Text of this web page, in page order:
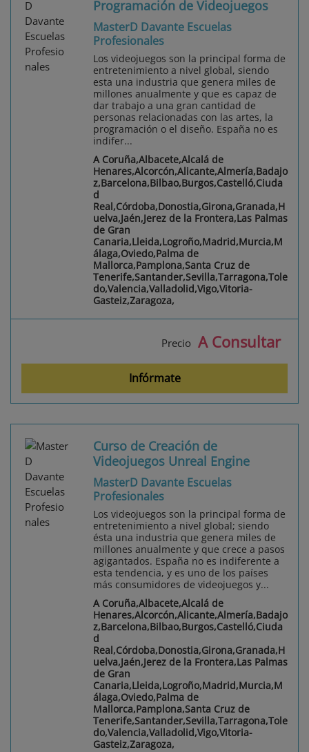
Programación de Videojuegos
MasterD Davante Escuelas
Profesionales
Los videojuegos son la principal forma de
entretenimiento a nivel global, siendo
esta una industria que genera miles de
millones anualmente y que es capaz de
dar trabajo a una gran cantidad de
personas relacionadas con las artes, la
programación o el diseño. España no es
indifer...
A Coruña,Albacete,Alcalá de
Henares,Alcorcón,Alicante,Almería,Badajo
z,Barcelona,Bilbao,Burgos,Castelló,Ciuda
d
Real,Córdoba,Donostia,Girona,Granada,H
uelva,Jaén,Jerez de la Frontera,Las Palmas
de Gran
Canaria,Lleida,Logroño,Madrid,Murcia,M
álaga,Oviedo,Palma de
Mallorca,Pamplona,Santa Cruz de
Tenerife,Santander,Sevilla,Tarragona,Tole
do,Valencia,Valladolid,Vigo,Vitoria-
Gasteiz,Zaragoza,
Precio A Consultar
Infórmate
Curso de Creación de
Videojuegos Unreal Engine
MasterD Davante Escuelas
Profesionales
Los videojuegos son la principal forma de
entretenimiento a nivel global; siendo
ésta una industria que genera miles de
millones anualmente y que crece a pasos
agigantados. España no es indiferente a
esta tendencia, y es uno de los países
más consumidores de videojuegos y...
A Coruña,Albacete,Alcalá de
Henares,Alcorcón,Alicante,Almería,Badajo
z,Barcelona,Bilbao,Burgos,Castelló,Ciuda
d
Real,Córdoba,Donostia,Girona,Granada,H
uelva,Jaén,Jerez de la Frontera,Las Palmas
de Gran
Canaria,Lleida,Logroño,Madrid,Murcia,M
álaga,Oviedo,Palma de
Mallorca,Pamplona,Santa Cruz de
Tenerife,Santander,Sevilla,Tarragona,Tole
do,Valencia,Valladolid,Vigo,Vitoria-
Gasteiz,Zaragoza,